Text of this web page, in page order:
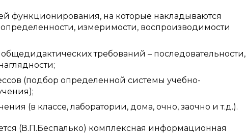
функционирования, на которые накладываются
определенности, измеримости, воспроизводимости
требований – последовательности,
(подбор определенной системы учебно-
(в классе, лаборатории, дома, очно, заочно и т.д.).
(В.П.Беспалько) комплексная информационная